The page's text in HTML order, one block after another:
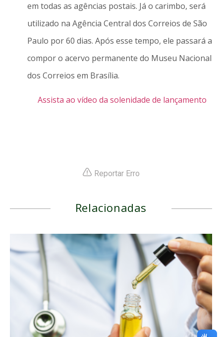
em todas as agências postais. Já o carimbo, será
utilizado na Agência Central dos Correios de São
Paulo por 60 dias. Após esse tempo, ele passará a
compor o acervo permanente do Museu Nacional
dos Correios em Brasília.
Assista ao vídeo da solenidade de lançamento
Reportar Erro
Relacionadas